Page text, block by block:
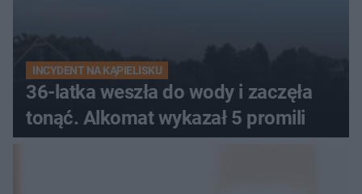
INCYDENT NA KĄPIELISKU
36-latka weszła do wody i zaczęła
tonąć. Alkomat wykazał 5 promili